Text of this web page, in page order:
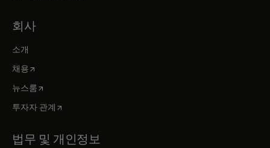
회사
소개
채용새 탭에서 열림
뉴스룸새 탭에서 열림
투자자 관계 새 탭에서 열림
법무 및 개인정보